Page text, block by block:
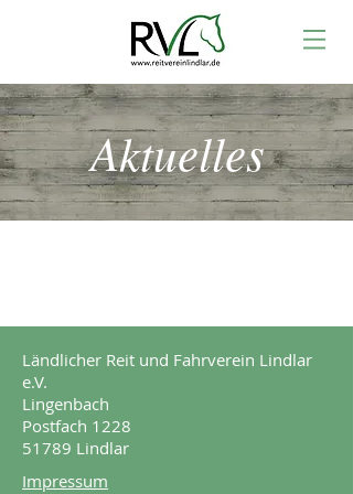
Aktuelles
Ländlicher Reit und Fahrverein Lindlar
e.V.
Lingenbach
Postfach 1228
51789 Lindlar
Impressum